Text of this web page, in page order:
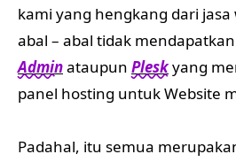
kami yang hengkang dari jasa
abal – abal tidak
Adminataupun Pleskyang
panel hosting untuk Website
Padahal, itu semua